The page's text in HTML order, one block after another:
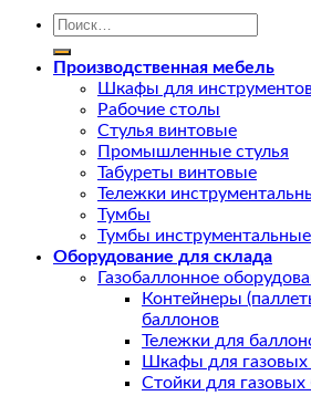
Искать:
Производственная мебель
Шкафы для
Рабочие столы
Стулья винтовые
Промышленные стулья
Табуреты винтовые
Тележки
Тумбы
Тумбы инструментальные
Оборудование для склада
Газобаллонное
Контейнеры
баллонов
Тележки для
Шкафы для газовых
Стойки для газовых